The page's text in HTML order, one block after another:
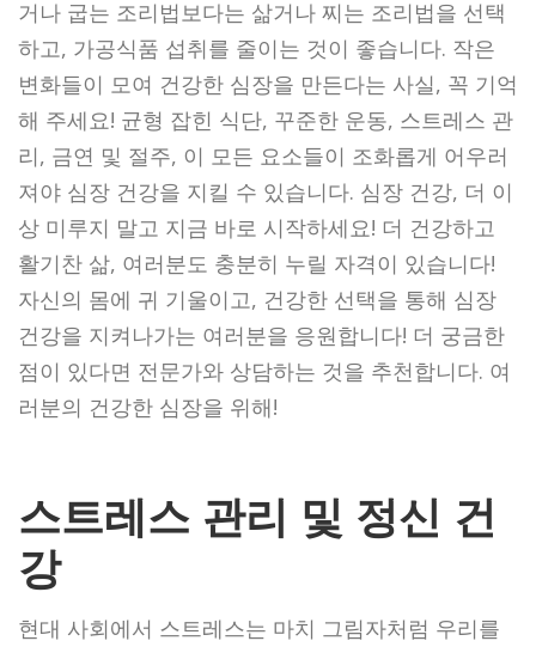
거나 굽는 조리법보다는 삶거나 찌는 조리법을 선택
하고, 가공식품 섭취를 줄이는 것이 좋습니다. 작은
변화들이 모여 건강한 심장을 만든다는 사실, 꼭 기억
해 주세요! 균형 잡힌 식단, 꾸준한 운동, 스트레스 관
리, 금연 및 절주, 이 모든 요소들이 조화롭게 어우러
져야 심장 건강을 지킬 수 있습니다. 심장 건강, 더 이
상 미루지 말고 지금 바로 시작하세요! 더 건강하고
활기찬 삶, 여러분도 충분히 누릴 자격이 있습니다!
자신의 몸에 귀 기울이고, 건강한 선택을 통해 심장
건강을 지켜나가는 여러분을 응원합니다! 더 궁금한
점이 있다면 전문가와 상담하는 것을 추천합니다. 여
러분의 건강한 심장을 위해!
스트레스 관리 및 정신 건
강
현대 사회에서 스트레스는 마치 그림자처럼 우리를